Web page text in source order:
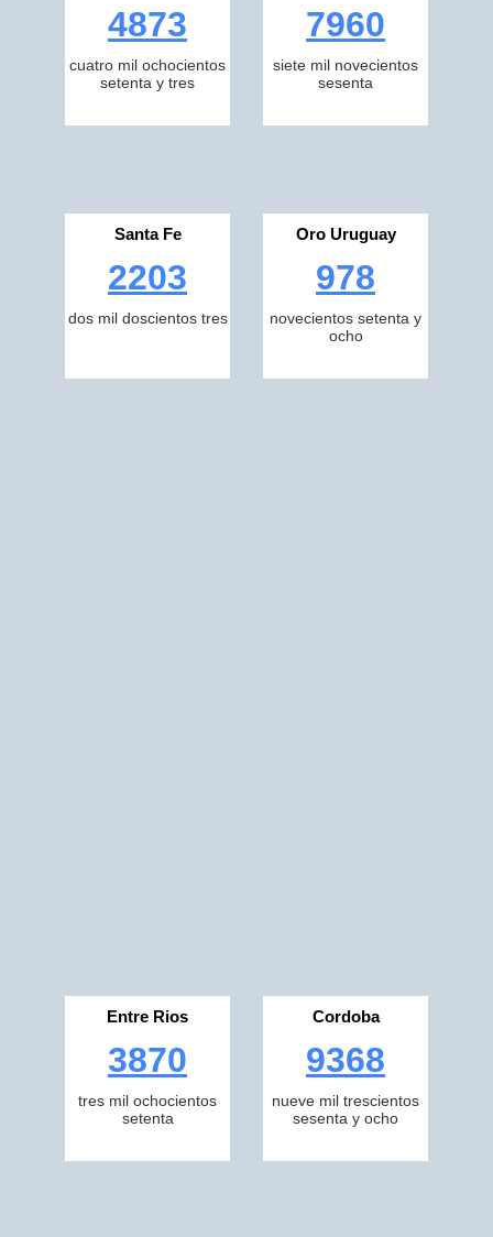
4873
cuatro mil ochocientos
setenta y tres
7960
siete mil novecientos
sesenta
Santa Fe
2203
dos mil doscientos tres
Oro Uruguay
978
novecientos setenta y
ocho
Entre Rios
3870
tres mil ochocientos
setenta
Cordoba
9368
nueve mil trescientos
sesenta y ocho